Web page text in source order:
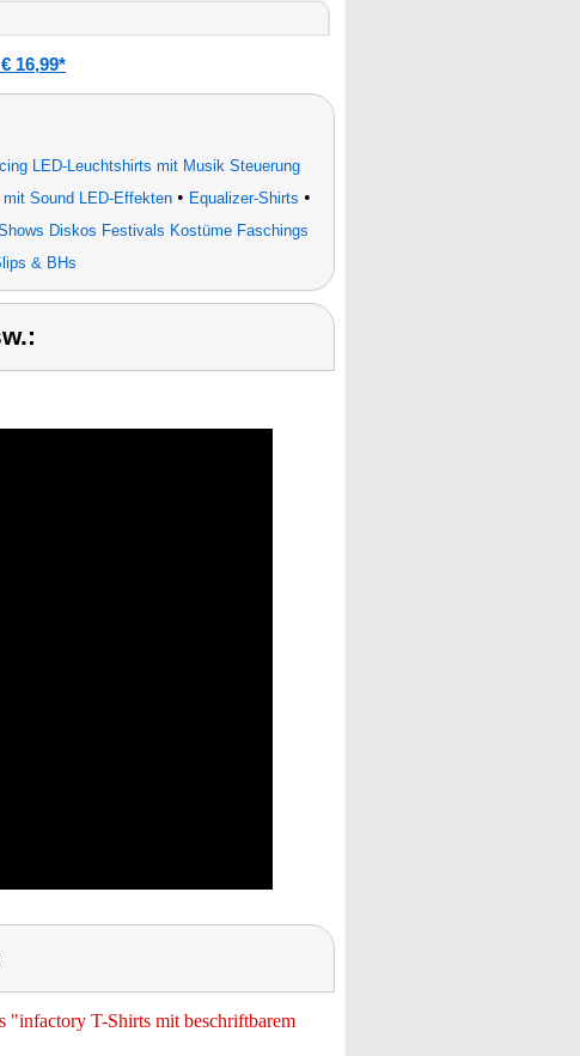
16,99*
LED-Leuchtshirts mit Musik Steuerung
Sound LED-Effekten• Equalizer-Shirts •
Diskos Festivals Kostüme Faschings
& BHs
"infactory T-Shirts mit beschriftbarem